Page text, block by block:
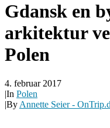
Gdansk en
arkitektur
Polen
4. februar 2017
|In Polen
|By Annette Seier -